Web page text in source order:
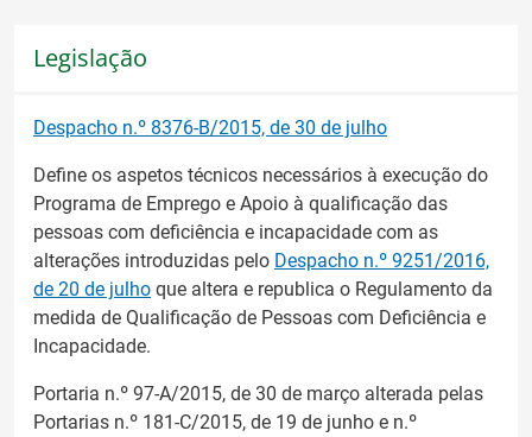
Legislação
Despacho n.º 8376-B/2015, de 30 de julho
Define os aspetos técnicos necessários à execução do
Programa de Emprego e Apoio à qualificação das
pessoas com deficiência e incapacidade com as
alterações introduzidas pelo Despacho n.º 9251/2016,
de 20 de julho que altera e republica o Regulamento da
medida de Qualificação de Pessoas com Deficiência e
Incapacidade.
Portaria n.º 97-A/2015, de 30 de março alterada pelas
Portarias n.º 181-C/2015, de 19 de junho e n.º